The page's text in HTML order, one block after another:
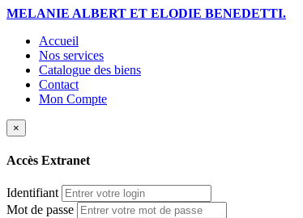
MELANIE ALBERT ET ELODIE BENEDETTI.
Accueil
Nos services
Catalogue des biens
Contact
Mon Compte
×
Accès Extranet
Identifiant
Mot de passe